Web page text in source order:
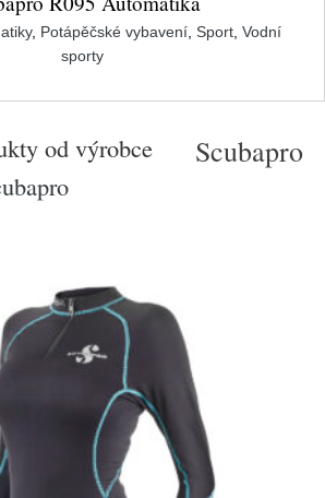
, Potápěčské vybavení Sport Vodní
sporty
od výrobce
Scubapro